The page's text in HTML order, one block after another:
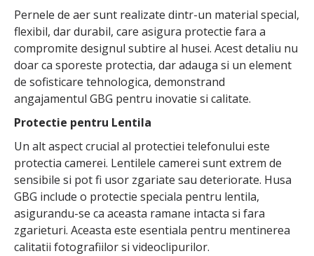
Pernele de aer sunt realizate dintr-un material special,
flexibil, dar durabil, care asigura protectie fara a
compromite designul subtire al husei. Acest detaliu nu
doar ca sporeste protectia, dar adauga si un element
de sofisticare tehnologica, demonstrand
angajamentul GBG pentru inovatie si calitate.
Protectie pentru Lentila
Un alt aspect crucial al protectiei telefonului este
protectia camerei. Lentilele camerei sunt extrem de
sensibile si pot fi usor zgariate sau deteriorate. Husa
GBG include o protectie speciala pentru lentila,
asigurandu-se ca aceasta ramane intacta si fara
zgarieturi. Aceasta este esentiala pentru mentinerea
calitatii fotografiilor si videoclipurilor.